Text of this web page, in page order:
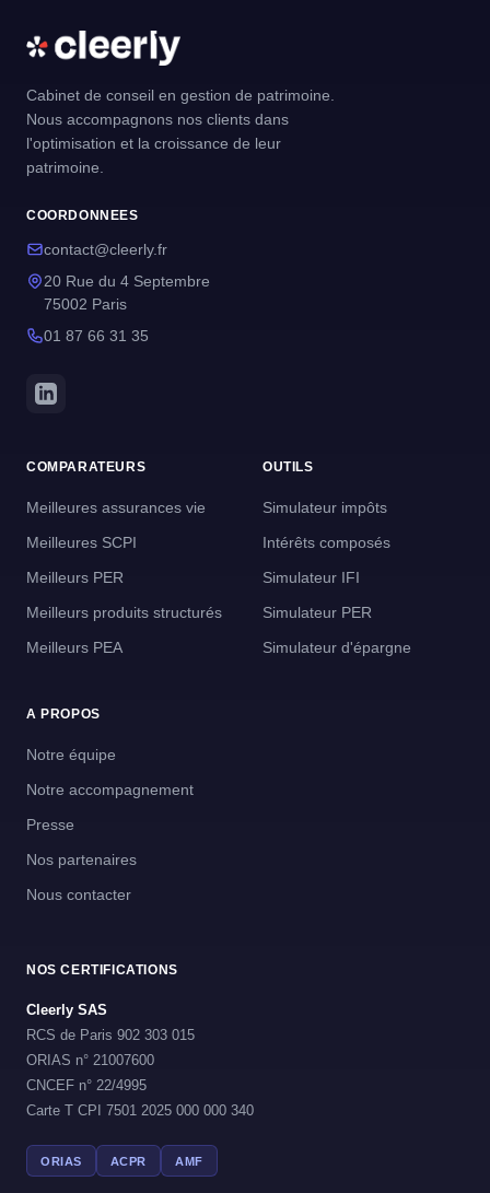
Cabinet de conseil en gestion de patrimoine.
Nous accompagnons nos clients dans
l'optimisation et la croissance de leur
patrimoine.
COORDONNEES
contact@cleerly.fr
20 Rue du 4 Septembre
75002 Paris
01 87 66 31 35
COMPARATEURS
Meilleures assurances vie
Meilleures SCPI
Meilleurs PER
Meilleurs produits structurés
Meilleurs PEA
OUTILS
Simulateur impôts
Intérêts composés
Simulateur IFI
Simulateur PER
Simulateur d'épargne
A PROPOS
Notre équipe
Notre accompagnement
Presse
Nos partenaires
Nous contacter
NOS CERTIFICATIONS
Cleerly SAS
RCS de Paris 902 303 015
ORIAS n° 21007600
CNCEF n° 22/4995
Carte T CPI 7501 2025 000 000 340
ORIAS ACPR AMF